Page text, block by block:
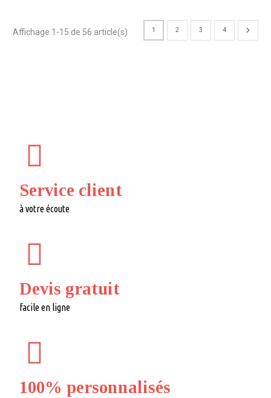
Affichage 1-15 de 56 article(s) 1 2 3 4
Service client
à votre écoute
Devis gratuit
facile en ligne
100% personnalisés